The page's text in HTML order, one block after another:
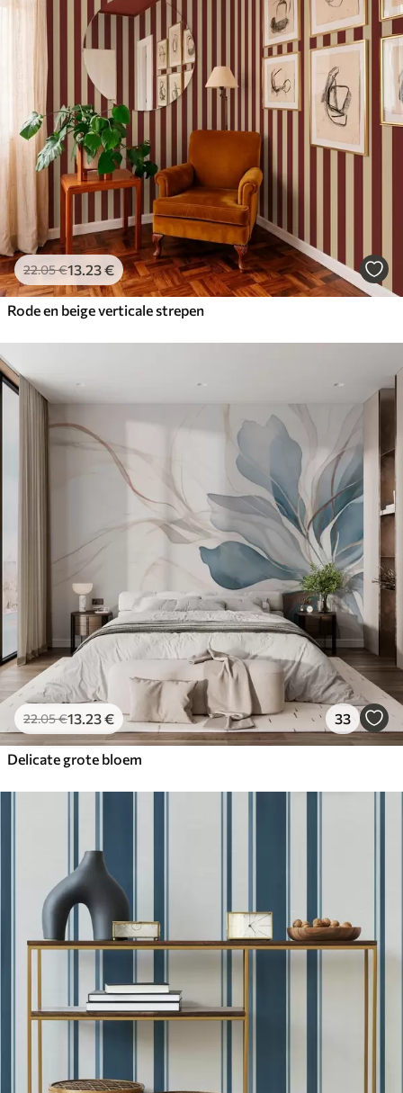
22.05€13.23€
Rode en beige verticale strepen
22.05€13.23€ 33
Delicate grote bloem